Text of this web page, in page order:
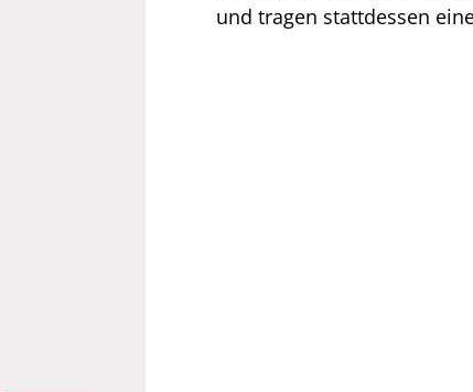
und tragen stattdessen